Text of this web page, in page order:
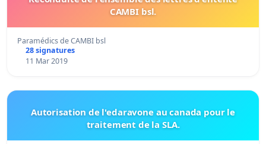
CAMBI bsl.
Paramédics de CAMBI bsl
28 signatures
11 Mar 2019
Autorisation de l'edaravone au canada pour le
traitement de la SLA.